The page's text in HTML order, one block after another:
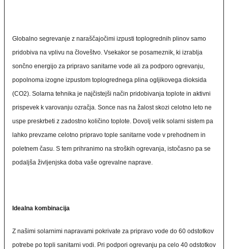
Globalno segrevanje z naraščajočimi izpusti toplogrednih plinov samo
pridobiva na vplivu na človeštvo. Vsekakor se posameznik, ki izrablja
sončno energijo za pripravo sanitarne vode ali za podporo ogrevanju,
popolnoma izogne izpustom toplogrednega plina ogljikovega dioksida
(CO2). Solarna tehnika je najčistejši način pridobivanja toplote in aktivni
prispevek k varovanju ozračja. Sonce nas na žalost skozi celotno leto ne
uspe preskrbeti z zadostno količino toplote. Dovolj velik solarni sistem pa
lahko prevzame celotno pripravo tople sanitarne vode v prehodnem in
poletnem času. S tem prihranimo na stroških ogrevanja, istočasno pa se
podaljša življenjska doba vaše ogrevalne naprave.
Idealna kombinacija
Z našimi solarnimi napravami pokrivate za pripravo vode do 60 odstotkov
potrebe po topli sanitarni vodi. Pri podpori ogrevanju pa celo 40 odstotkov